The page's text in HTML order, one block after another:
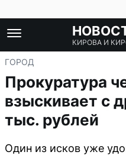
КИРОВА И
ГОРОД
Прокуратура
взыскивает с
тыс. рублей
Один из исков уже